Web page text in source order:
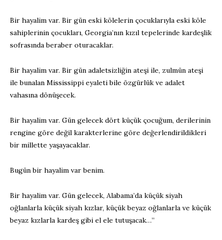
Bir hayalim var. Bir gün eski kölelerin çocuklarıyla eski köle
sahiplerinin çocukları, Georgia’nın kızıl tepelerinde kardeşlik
sofrasında beraber oturacaklar.
Bir hayalim var. Bir gün adaletsizliğin ateşi ile, zulmün ateşi
ile bunalan Mississippi eyaleti bile özgürlük ve adalet
vahasına dönüşecek.
Bir hayalim var. Gün gelecek dört küçük çocuğum, derilerinin
rengine göre değil karakterlerine göre değerlendirildikleri
bir millette yaşayacaklar.
Bugün bir hayalim var benim.
Bir hayalim var. Gün gelecek, Alabama’da küçük siyah
oğlanlarla küçük siyah kızlar, küçük beyaz oğlanlarla ve küçük
beyaz kızlarla kardeş gibi el ele tutuşacak…”